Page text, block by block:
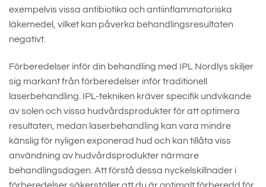
exempelvis vissa antibiotika och antiinflammatoriska
läkemedel, vilket kan påverka behandlingsresultaten
negativt.
Förberedelser inför din behandling med IPL Nordlys skiljer
sig markant från förberedelser inför traditionell
laserbehandling. IPL-tekniken kräver specifik undvikande
av solen och vissa hudvårdsprodukter för att optimera
resultaten, medan laserbehandling kan vara mindre
känslig för nyligen exponerad hud och kan tillåta viss
användning av hudvårdsprodukter närmare
behandlingsdagen. Att förstå dessa nyckelskillnader i
förberedelser säkerställer att du är optimalt förberedd för